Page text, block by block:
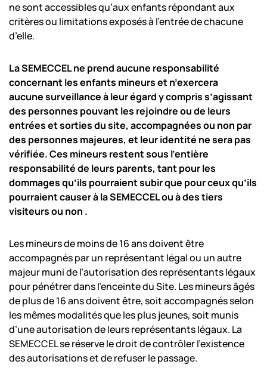
ne sont accessibles qu’aux enfants répondant aux
critères ou limitations exposés à l’entrée de chacune
d’elle.
La SEMECCEL ne prend aucune responsabilité
concernant les enfants mineurs et n’exercera
aucunesurveillance à leur égard y compris s’agissant
des personnes pouvant les rejoindre ou de leurs
entrées etsorties du site, accompagnées ou non par
des personnes majeures, et leur identité ne sera pas
vérifiée.Ces mineurs restent sous l’entière
responsabilité de leurs parents, tant pour les
dommages qu’ils pourraient subir que pour ceux qu’ils
pourraient causer à la SEMECCEL ou à des tiers
visiteurs ou non .
Les mineurs de moins de 16 ans doivent être
accompagnés par un représentant légal ou un autre
majeur muni de l’autorisation des représentants légaux
pour pénétrer dans l’enceinte du Site. Les mineurs âgés
de plus de 16 ans doivent être, soit accompagnés selon
les mêmes modalités que les plus jeunes, soit munis
d’une autorisation de leurs représentants légaux. La
SEMECCEL se réserve le droit de contrôler l’existence
des autorisations et de refuser le passage.